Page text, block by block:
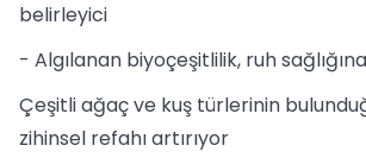
belirleyici
- Algılanan biyoçeşitlilik, ruh
Çeşitli ağaç ve kuş türlerinin
zihinsel refahı artırıyor